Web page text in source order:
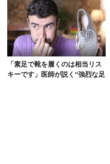
「素足で靴を履くのは相当リス
キーです」医師が説く“強烈な足